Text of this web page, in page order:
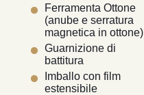
Ferramenta Ottone
(anube e serratura
magnetica in ottone)
Guarnizione di
battitura
Imballo con film
estensibile